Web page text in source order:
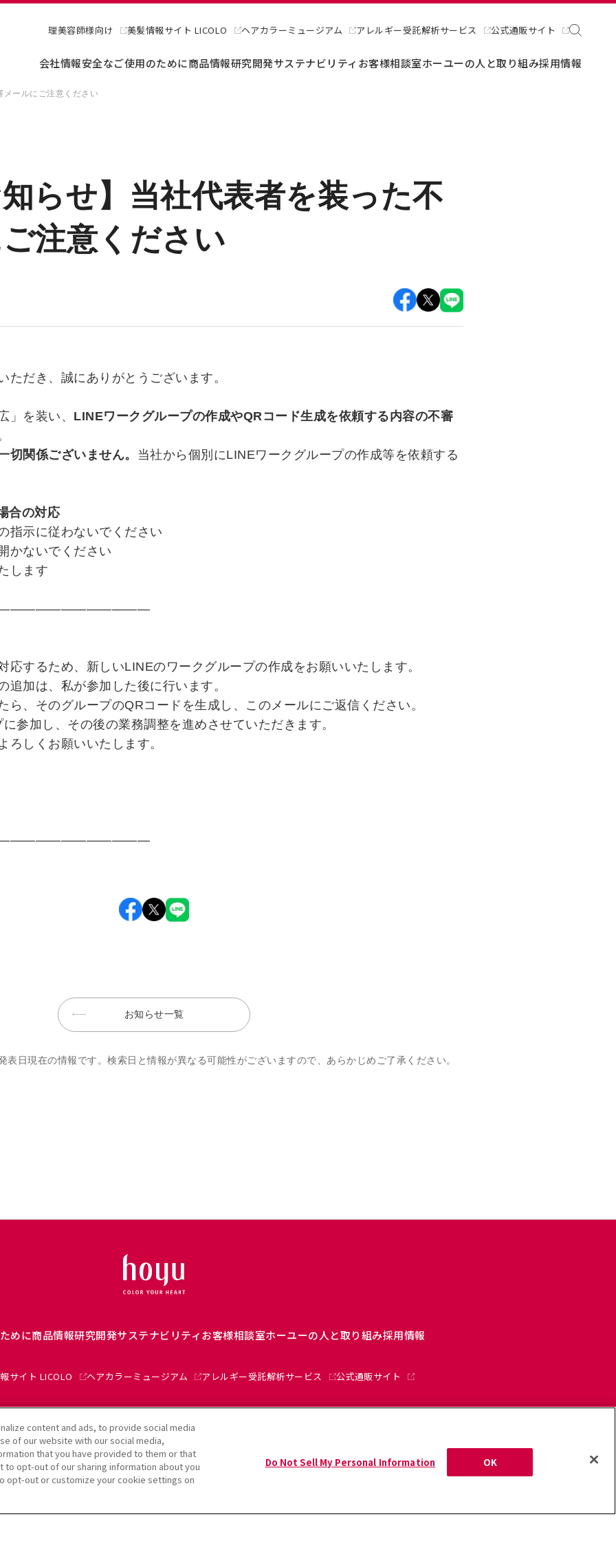
理美容師様向け 美髪情報サイト LICOLO ヘアカラーミュージアム アレルギー受託解析サービス 公式通販サイト
会社情報安全なご使用のために商品情報研究開発サステナビリティ お客様相談室ホーユーの人と取り組み採用情報
メールにご注意ください
知らせ】当社代表者を装った不
注意ください
ただき、誠にありがとうございます。
」を装い、 LINEワークグループの作成やQRコード生成を依頼する内容の不審
切関係ございません。 当社から個別にLINEワークグループの作成等を依頼する
合の対応
指示に従わないでください
かないでください
します
応するため、新しいLINEのワークグループの作成をお願いいたします。
追加は、私が参加した後に行います。
ら、そのグループのQRコードを生成し、このメールにご返信ください。
参加し、その後の業務調整を進めさせていただきます。
ろしくお願いいたします。
お知らせ一覧
表日現在の情報です。検索日と情報が異なる可能性がございますので、あらかじめご了承ください。
めに商品情報研究開発サステナビリティお客様相談室ホーユーの人と取り組み採用情報
サイト LICOLO ヘアカラーミュージアム アレルギー受託解析サービス 公式通販サイト
規約クッキーポリシー個人情報保護方針ソーシャルメディアポリシー
content and ads, to provide social media
of our website with our social media,
that you have provided to them or that
to opt-out of our sharing information about you
opt-out or customize your cookie settings on
Do Not Sell My Personal Information OK